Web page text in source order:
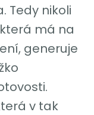
Tedy nikoli
má na
generuje
v tak